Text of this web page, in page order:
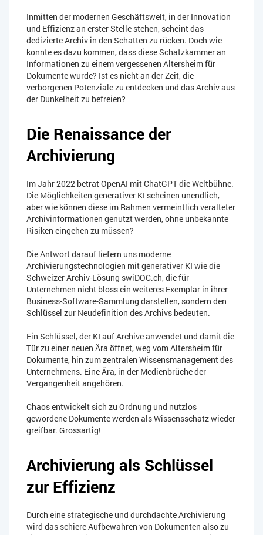
Inmitten der modernen Geschäftswelt, in der Innovation
und Effizienz an erster Stelle stehen, scheint das
dedizierte Archiv in den Schatten zu rücken. Doch wie
konnte es dazu kommen, dass diese Schatzkammer an
Informationen zu einem vergessenen Altersheim für
Dokumente wurde? Ist es nicht an der Zeit, die
verborgenen Potenziale zu entdecken und das Archiv aus
der Dunkelheit zu befreien?
Die Renaissance der
Archivierung
Im Jahr 2022 betrat OpenAI mit ChatGPT die Weltbühne.
Die Möglichkeiten generativer KI scheinen unendlich,
aber wie können diese im Rahmen vermeintlich veralteter
Archivinformationen genutzt werden, ohne unbekannte
Risiken eingehen zu müssen?
Die Antwort darauf liefern uns moderne
Archivierungstechnologien mit generativer KI wie die
Schweizer Archiv-Lösung swiDOC.ch, die für
Unternehmen nicht bloss ein weiteres Exemplar in ihrer
Business-Software-Sammlung darstellen, sondern den
Schlüssel zur Neudefinition des Archivs bedeuten.
Ein Schlüssel, der KI auf Archive anwendet und damit die
Tür zu einer neuen Ära öffnet, weg vom Altersheim für
Dokumente, hin zum zentralen Wissensmanagement des
Unternehmens. Eine Ära, in der Medienbrüche der
Vergangenheit angehören.
Chaos entwickelt sich zu Ordnung und nutzlos
gewordene Dokumente werden als Wissensschatz wieder
greifbar. Grossartig!
Archivierung als Schlüssel
zur Effizienz
Durch eine strategische und durchdachte Archivierung
wird das schiere Aufbewahren von Dokumenten also zu